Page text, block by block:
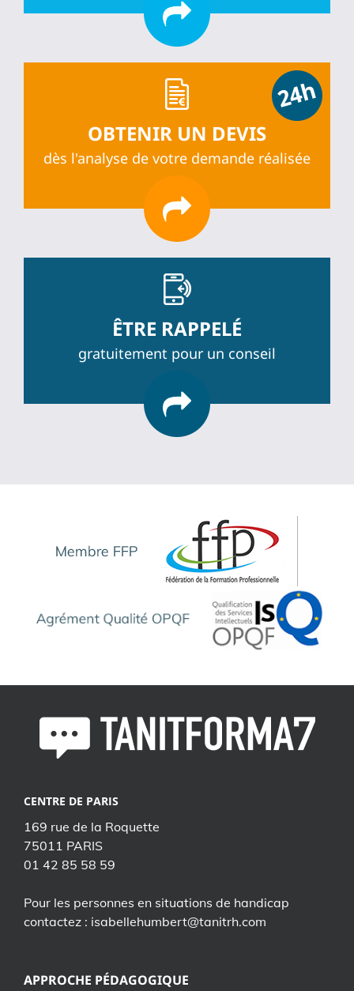
OBTENIR UN DEVIS
dès l'analyse de votre demande réalisée
ÊTRE RAPPELÉ
gratuitement pour un conseil
CENTRE DE PARIS
169 rue de la Roquette
75011 PARIS
01 42 85 58 59
Pour les personnes en situations de handicap
contactez : isabellehumbert@tanitrh.com
APPROCHE PÉDAGOGIQUE